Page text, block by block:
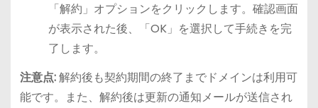
「解約」オプションをクリックします。確認画面
が表示された後、「OK」を選択して手続きを完
了します。
注意点:解約後も契約期間の終了までドメインは利用可
能です。また、解約後は更新の通知メールが送信され